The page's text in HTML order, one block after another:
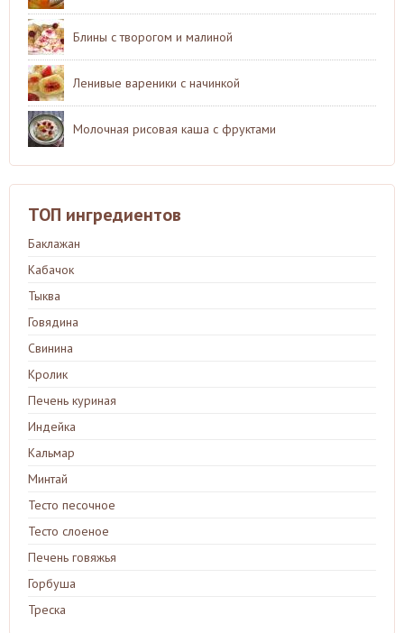
Блины с творогом и малиной
Ленивые вареники с начинкой
Молочная рисовая каша с фруктами
ТОП ингредиентов
Баклажан
Кабачок
Тыква
Говядина
Свинина
Кролик
Печень куриная
Индейка
Кальмар
Минтай
Тесто песочное
Тесто слоеное
Печень говяжья
Горбуша
Треска